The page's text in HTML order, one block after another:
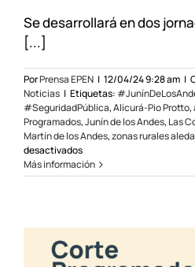
Se desarrollará en dos
[...]
PorPrensa EPEN | 12/04/24 9:28 am |
Noticias | Etiquetas:
#SeguridadPública,Alicurá-Pio Protto,
Programados,Junín de los Andes, Las
Martín de los Andes,zonas rurales
desactivadosen
Mantenimiento
eléctrico
sur
Más información